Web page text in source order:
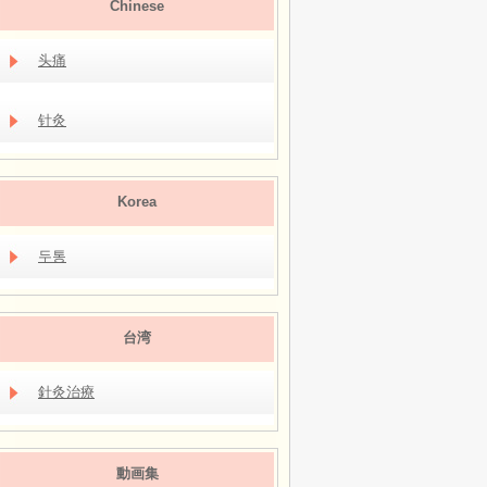
Chinese
头痛
针灸
Korea
두통
台湾
針灸治療
動画集